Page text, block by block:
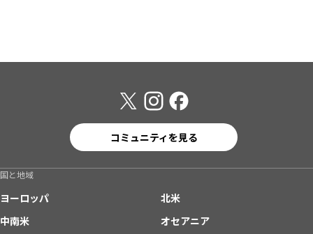
コミュニティを見る
国と地域
ヨーロッパ
北米
中南米
オセアニア